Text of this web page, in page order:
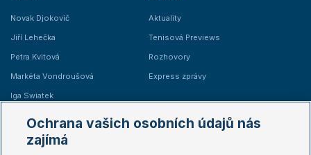
Novak Djokovič
Jiří Lehečka
Petra Kvitová
Markéta Vondroušová
Iga Swiatek
Aktuality
Tenisová Previews
Rozhovory
Express zprávy
Žebříčky
Ochrana vašich osobních údajů nás
zajímá